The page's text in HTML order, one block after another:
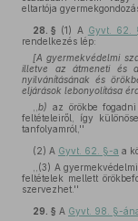
eltartója
28. § (1) A Gyvt. 62.
rendelkezés lép:
[A gyermekvédelmi
illetve az átmeneti és
nyilvánításának és
eljárások lebonyolítása
b) az örökbe
feltételeiről, így
tanfolyamról,''
(2) A Gyvt. 62. §-a a
,,(3) A
feltételek mellett
szervezhet.''
29. § A Gyvt. 98. §-